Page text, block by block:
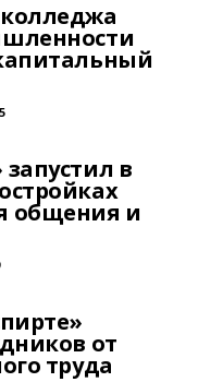
в
общения и
от
труда